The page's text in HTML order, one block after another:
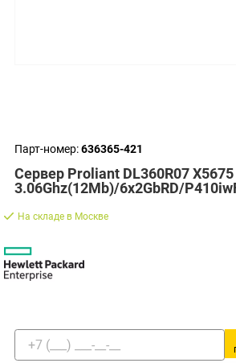
Парт-номер:636365-421
Сервер Proliant DL360R07
3.06Ghz(12Mb)/6x2GbRD/
На складе в Москве